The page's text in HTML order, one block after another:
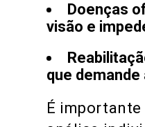
Doenças
visão e
que
É